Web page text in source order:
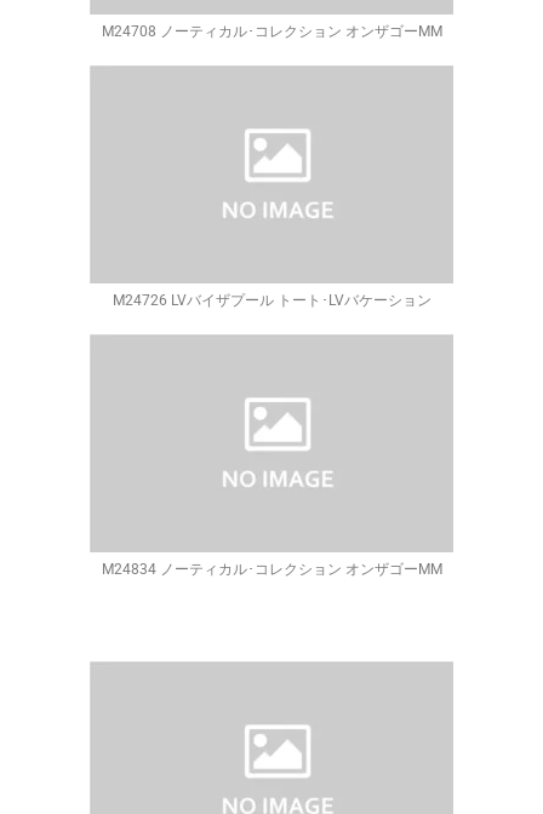
M24708 ノーティカル･コレクション オンザゴーMM
M24726 LVバイザプール トート･LVバケーション
M24834 ノーティカル･コレクション オンザゴーMM